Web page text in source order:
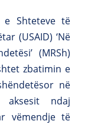
e Shteteve të
(USAID) ‘Në
(MRSh)
zbatimin e
në
ndaj
vëmendje të